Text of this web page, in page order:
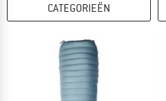
CATEGORIEËN